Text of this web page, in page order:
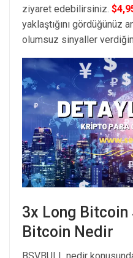
ziyaret edebilirsiniz.
yaklaştığını gördüğünüz
olumsuz sinyaller
3x Long Bitcoin
Bitcoin Nedir